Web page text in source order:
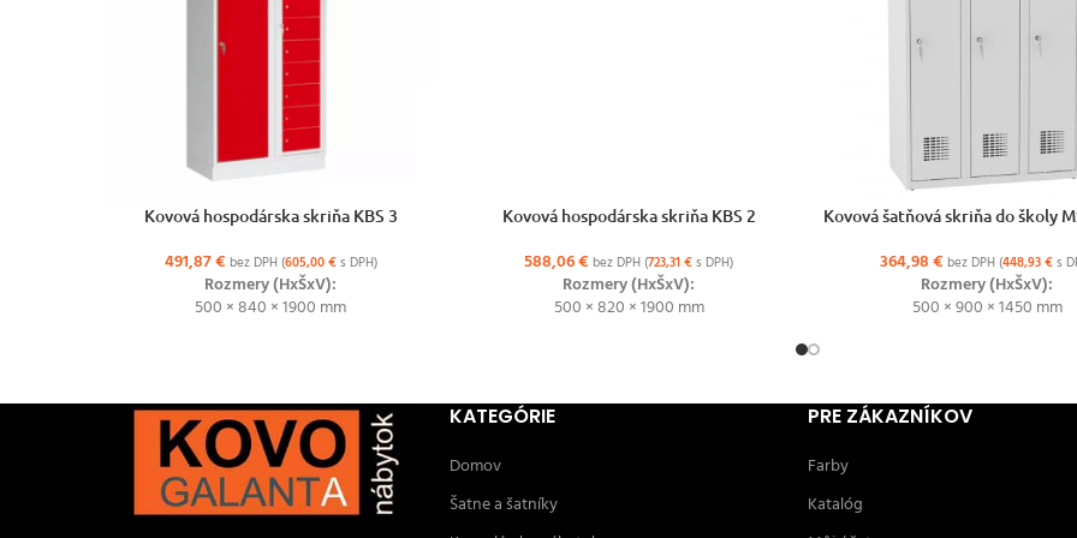
VÝBER MOŽNOSTÍ
Kovová hospodárska skriňa KBS 3
491,87€ bez DPH (605,00€s DPH)
Rozmery (HxŠxV):
500 × 840 × 1900 mm
VÝBER MOŽNOSTÍ
Kovová hospodárska skriňa KBS 2
588,06€ bez DPH (723,31€s DPH)
Rozmery (HxŠxV):
500 × 820 × 1900 mm
VÝBER MOŽNOSTÍ
Kovová šatňová skriňa do školy
364,98€ bez DPH (448,93€s
Rozmery (HxŠxV):
500 × 900 × 1450 mm
KATEGÓRIE
Domov
Šatne a šatníky
PRE ZÁKAZNÍKOV
Farby
Katalóg